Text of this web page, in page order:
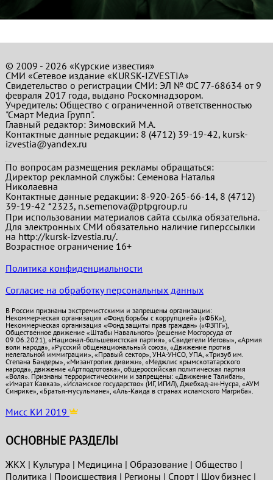
© 2009 - 2026 «Курские известия»
СМИ «Сетевое издание «KURSK-IZVESTIA»
Свидетельство о регистрации СМИ: ЭЛ № ФС 77-68634 от 9
февраля 2017 года, выдано Роскомнадзором.
Учредитель: Общество с ограниченной ответственностью
"Смарт Медиа Групп".
Главный редактор:Зимовский М.А.
Контактные данные редакции: 8 (4712) 39-19-42, kursk-
izvestia@yandex.ru
По вопросам размещения рекламы обращаться:
Директор рекламной службы: Семенова Наталья
Николаевна
Контактные данные редакции: 8-920-265-66-14, 8 (4712)
39-19-42 *2323, n.semenova@ptpgroup.ru
При использовании материалов сайта ссылка обязательна.
Для электронных СМИ обязательно наличие гиперссылки
на http://kursk-izvestia.ru/.
Возрастное ограничение 16+
Политика конфиденциальности
Согласие на обработку персональных данных
В России признаны экстремистскими и запрещены организации:
Некоммерческая организация «Фонд борьбы с коррупцией» («ФБК»),
Некоммерческая организация «Фонд защиты прав граждан» («ФЗПГ»),
Общественное движение «Штабы Навального» (решение Мосгорсуда от
09.06.2021), «Национал-большевистская партия», «Свидетели Иеговы», «Армия
воли народа», «Русский общенациональный союз», «Движение против
нелегальной иммиграции», «Правый сектор», УНА-УНСО, УПА, «Тризуб им.
Степана Бандеры», «Мизантропик дивижн», «Меджлис крымскотатарского
народа», движение «Артподготовка», общероссийская политическая партия
«Воля». Признаны террористическими и запрещены: «Движение Талибан»,
«Имарат Кавказ», «Исламское государство» (ИГ, ИГИЛ), Джебхад-ан-Нусра, «АУМ
Синрике», «Братья-мусульмане», «Аль-Каида в странах исламского Магриба».
Мисс КИ 2019
ОСНОВНЫЕ РАЗДЕЛЫ
ЖКХ | Культура | Медицина | Образование| Общество |
Политика | Проиcшествия | Регионы | Спорт| Шоу бизнес|